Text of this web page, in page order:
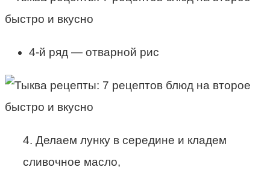
4-й ряд — отварной рис
4. Делаем лунку в середине и кладем
сливочное масло,